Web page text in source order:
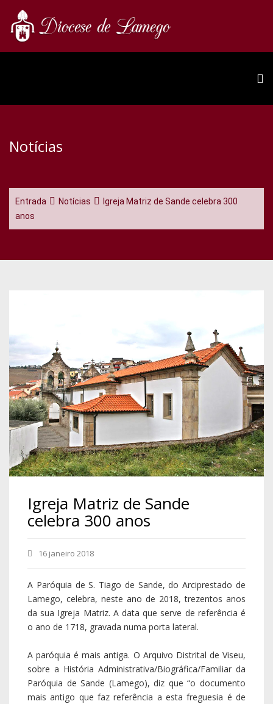
Notícias
Entrada Notícias
Igreja Matriz de Sande celebra 300
anos
Igreja Matriz de Sande
celebra 300 anos
16 janeiro 2018
A Paróquia de S. Tiago de Sande, do Arciprestado de
Lamego, celebra, neste ano de 2018, trezentos anos
da sua Igreja Matriz. A data que serve de referência é
o ano de 1718, gravada numa porta lateral.
A paróquia é mais antiga. O Arquivo Distrital de Viseu,
sobre a História Administrativa/Biográfica/Familiar da
Paróquia de Sande (Lamego), diz que “o documento
mais antigo que faz referência a esta freguesia é de